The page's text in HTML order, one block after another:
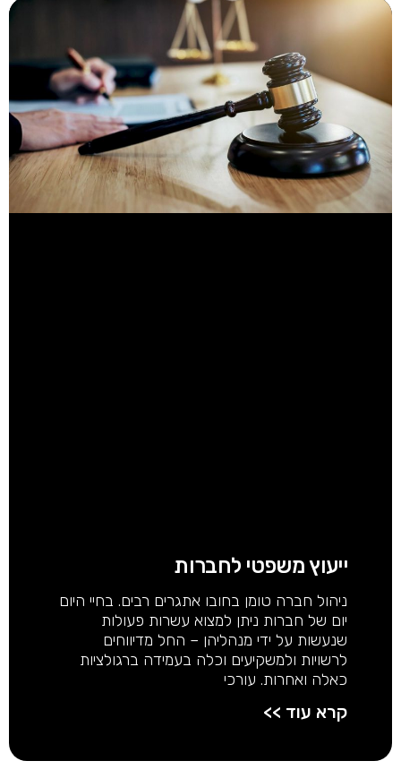
ייעוץ משפטי לחברות
ניהול חברה טומן בחובו אתגרים רבים. בחיי היום
יום של חברות ניתן למצוא עשרות פעולות
שנעשות על ידי מנהליהן – החל מדיווחים
לרשויות ולמשקיעים וכלה בעמידה ברגולציות
כאלה ואחרות. עורכי
קרא עוד >>